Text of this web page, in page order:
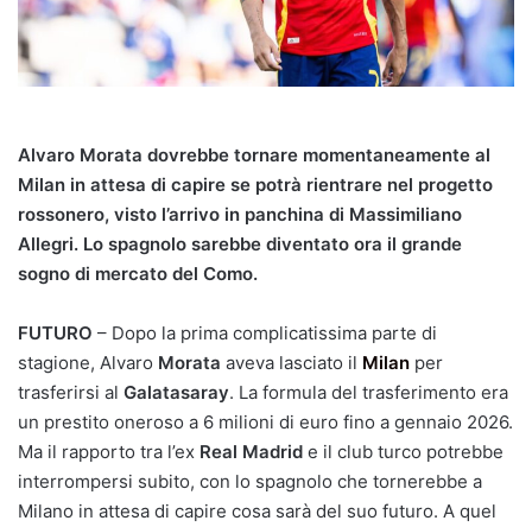
Alvaro Morata dovrebbe tornare momentaneamente al
Milan in attesa di capire se potrà rientrare nel progetto
rossonero, visto l’arrivo in panchina di Massimiliano
Allegri. Lo spagnolo sarebbe diventato ora il grande
sogno di mercato del Como.
FUTURO – Dopo la prima complicatissima parte di
stagione, Alvaro Morata aveva lasciato il Milan per
trasferirsi al Galatasaray. La formula del trasferimento era
un prestito oneroso a 6 milioni di euro fino a gennaio 2026.
Ma il rapporto tra l’ex Real Madrid e il club turco potrebbe
interrompersi subito, con lo spagnolo che tornerebbe a
Milano in attesa di capire cosa sarà del suo futuro. A quel